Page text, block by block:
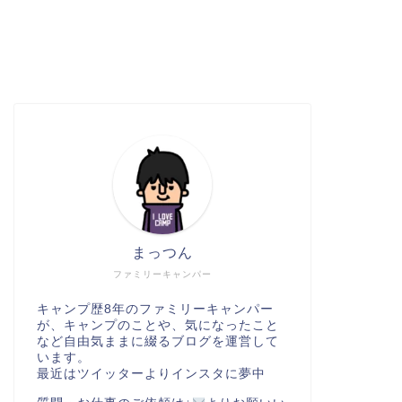
ファミリーキャンパー
まっつん
キャンプ歴8年のファミリーキャンパー
が、キャンプのことや、気になったこと
など自由気ままに綴るブログを運営して
います。
最近はツイッターよりインスタに夢中